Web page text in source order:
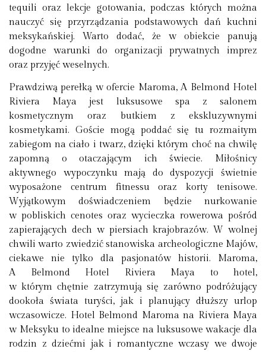
tequili oraz lekcje gotowania, podczas których można
nauczyć się przyrządzania podstawowych dań kuchni
meksykańskiej. Warto dodać, że w obiekcie panują
dogodne warunki do organizacji prywatnych imprez
oraz przyjęć weselnych.
Prawdziwą perełką w ofercie Maroma, A Belmond Hotel
Riviera Maya jest luksusowe spa z salonem
kosmetycznym oraz butkiem z ekskluzywnymi
kosmetykami. Goście mogą poddać się tu rozmaitym
zabiegom na ciało i twarz, dzięki którym choć na chwilę
zapomną o otaczającym ich świecie. Miłośnicy
aktywnego wypoczynku mają do dyspozycji świetnie
wyposażone centrum fitnessu oraz korty tenisowe.
Wyjątkowym doświadczeniem będzie nurkowanie
w pobliskich cenotes oraz wycieczka rowerowa pośród
zapierających dech w piersiach krajobrazów. W wolnej
chwili warto zwiedzić stanowiska archeologiczne Majów,
ciekawe nie tylko dla pasjonatów historii. Maroma,
A Belmond Hotel Riviera Maya to hotel,
w którym chętnie zatrzymują się zarówno podróżujący
dookoła świata turyści, jak i planujący dłuższy urlop
wczasowicze. Hotel Belmond Maroma na Riviera Maya
w Meksyku to idealne miejsce na luksusowe wakacje dla
rodzin z dziećmi jak i romantyczne wczasy we dwoje